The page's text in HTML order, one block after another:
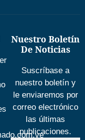
Nuestro Boletín
De Noticias
Suscríbase a
nuestro boletín y
le enviaremos por
correo electrónico
las últimas
publicaciones.